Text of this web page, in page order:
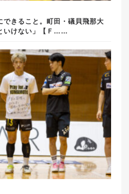
できること。町田・礒貝飛那大
いけない」【Ｆ……